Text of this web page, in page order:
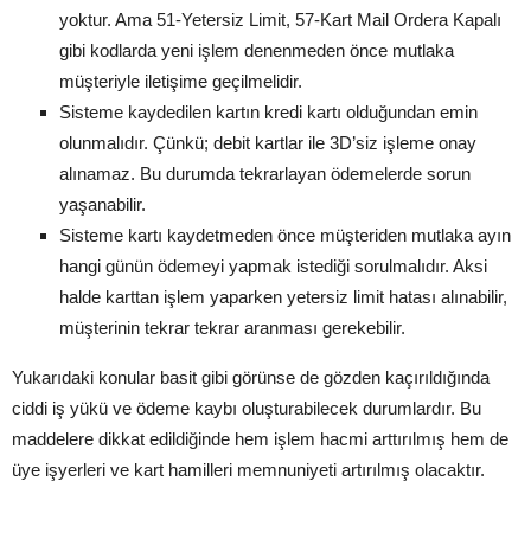
yoktur. Ama 51-Yetersiz Limit, 57-Kart Mail Ordera Kapalı
gibi kodlarda yeni işlem denenmeden önce mutlaka
müşteriyle iletişime geçilmelidir.
Sisteme kaydedilen kartın kredi kartı olduğundan emin
olunmalıdır. Çünkü; debit kartlar ile 3D’siz işleme onay
alınamaz. Bu durumda tekrarlayan ödemelerde sorun
yaşanabilir.
Sisteme kartı kaydetmeden önce müşteriden mutlaka ayın
hangi günün ödemeyi yapmak istediği sorulmalıdır. Aksi
halde karttan işlem yaparken yetersiz limit hatası alınabilir,
müşterinin tekrar tekrar aranması gerekebilir.
Yukarıdaki konular basit gibi görünse de gözden kaçırıldığında
ciddi iş yükü ve ödeme kaybı oluşturabilecek durumlardır. Bu
maddelere dikkat edildiğinde hem işlem hacmi arttırılmış hem de
üye işyerleri ve kart hamilleri memnuniyeti artırılmış olacaktır.